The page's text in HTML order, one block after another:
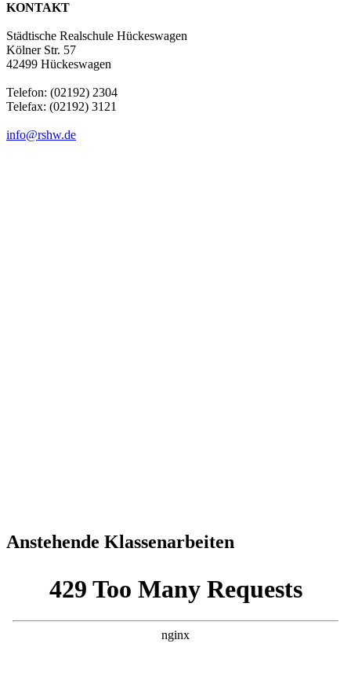
KONTAKT
Städtische Realschule Hückeswagen
Kölner Str. 57
42499 Hückeswagen
Telefon: (02192) 2304
Telefax: (02192) 3121
info@rshw.de
Anstehende Klassenarbeiten